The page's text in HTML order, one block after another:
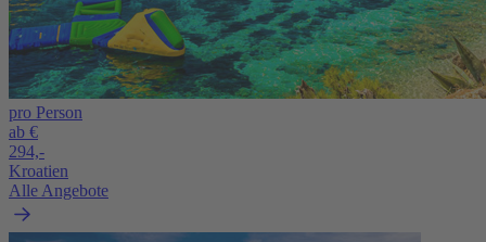
pro Person
ab €
294,-
Kroatien
Alle Angebote